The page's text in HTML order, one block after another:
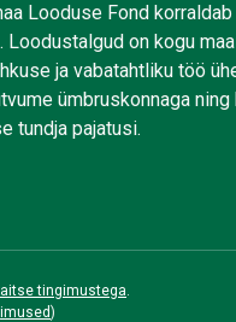
Looduse Fond
Loodustalgud on kogu
ja vabatahtliku töö
ümbruskonnaga
tundja pajatusi.
tingimustega.
)